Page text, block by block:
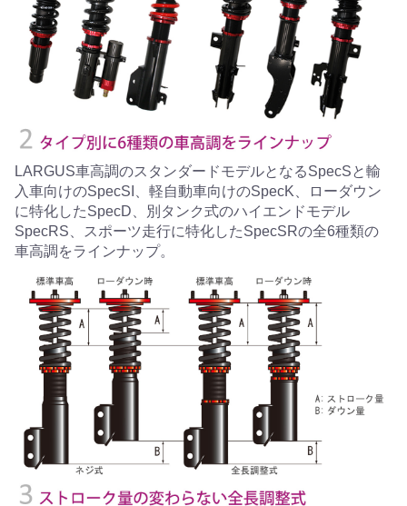
LARGUS車高調のスタンダードモデルとなるSpecSと輸
入車向けのSpecSI、軽自動車向けのSpecK、ローダウン
に特化したSpecD、別タンク式のハイエンドモデル
SpecRS、スポーツ走行に特化したSpecSRの全6種類の
車高調をラインナップ。